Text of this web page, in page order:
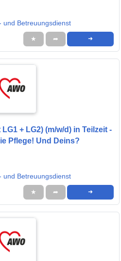
und Betreuungsdienst
★ ➦ ➜
+ LG2) (m/w/d) in Teilzeit -
Pflege! Und Deins?
und Betreuungsdienst
★ ➦ ➜